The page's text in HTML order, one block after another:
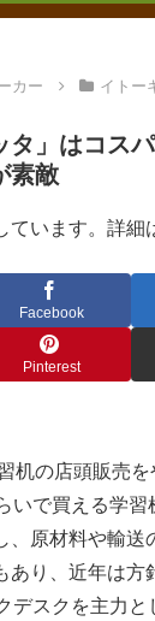
カー イトー
タ」はコス
素敵
ています。詳細
Facebook
Pinterest
机の店頭販売を
いで買える学習
、原材料や輸送
あり、近年は方
デスクを主力と